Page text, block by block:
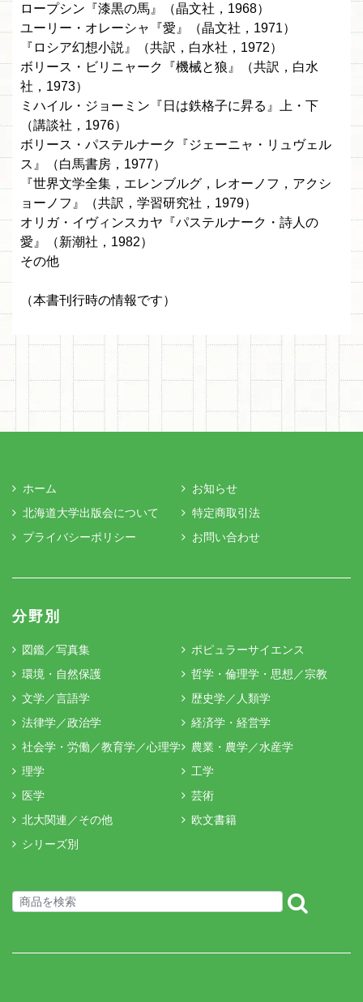
ロープシン『漆黒の馬』（晶文社，1968）
ユーリー・オレーシャ『愛』（晶文社，1971）
『ロシア幻想小説』（共訳，白水社，1972）
ボリース・ビリニャーク『機械と狼』（共訳，白水
社，1973）
ミハイル・ジョーミン『日は鉄格子に昇る』上・下
（講談社，1976）
ボリース・パステルナーク『ジェーニャ・リュヴェル
ス』（白馬書房，1977）
『世界文学全集，エレンブルグ，レオーノフ，アクシ
ョーノフ』（共訳，学習研究社，1979）
オリガ・イヴィンスカヤ『パステルナーク・詩人の
愛』（新潮社，1982）
その他
（本書刊行時の情報です）
ホーム
お知らせ
北海道大学出版会について
特定商取引法
プライバシーポリシー
お問い合わせ
分野別
図鑑／写真集
ポピュラーサイエンス
環境・自然保護
哲学・倫理学・思想／宗教
文学／言語学
歴史学／人類学
法律学／政治学
経済学・経営学
社会学・労働／教育学／心理学
農業・農学／水産学
理学
工学
医学
芸術
北大関連／その他
欧文書籍
シリーズ別